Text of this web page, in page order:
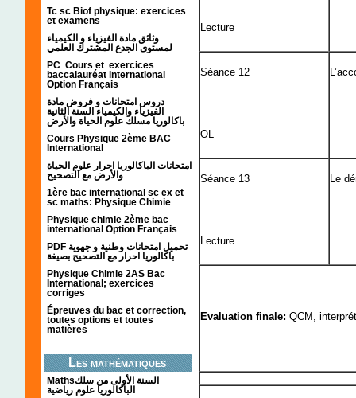
Tc sc Biof physique: exercices
et examens
وثائق مادة الفيزياء و الكيمياء
PC Cours et exercices
baccalauréat international
Option Français
دروس امتحانات و فروض مادة
الفيزياء والكيمياء السنة الثانية
باكالوريا مسلك علوم الحياة والأرض
Cours Physique 2ème BAC
International
امتحانات الباكالوريا احرار علوم الحياة
والأرض مع التصحيح
1ère bac international sc ex et
sc maths: Physique Chimie
Physique chimie 2ème bac
international Option Français
PDF تحميل امتحانات وطنية و جهوية
باكالوريا احرار مع التصحيح بصيغة
Physique Chimie 2AS Bac
International; exercices
corriges
Épreuves du bac et correction,
toutes options et toutes
matières
Les mathématiques
Mathsالسنة الأولى من سلك
الباكالوريا علوم رياضية
Lecture
Séance 12
OL
Séance 13
Lecture
Le
Evaluation finale: QCM,